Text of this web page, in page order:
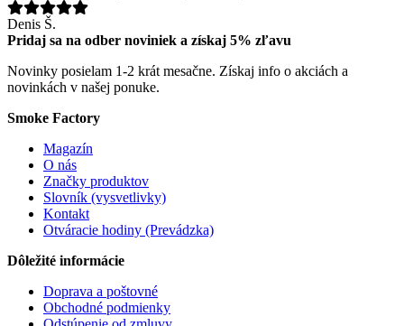
Denis Š.
Pridaj sa na odber noviniek a získaj 5% zľavu
Novinky posielam 1-2 krát mesačne. Získaj info o akciách a
novinkách v našej ponuke.
Smoke Factory
Magazín
O nás
Značky produktov
Slovník (vysvetlivky)
Kontakt
Otváracie hodiny (Prevádzka)
Dôležité informácie
Doprava a poštovné
Obchodné podmienky